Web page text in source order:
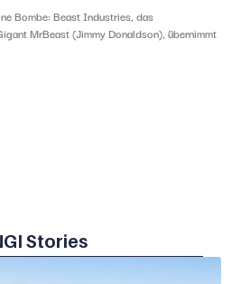
Bombe: Beast Industries, das
MrBeast (Jimmy Donaldson), übernimmt
Stories